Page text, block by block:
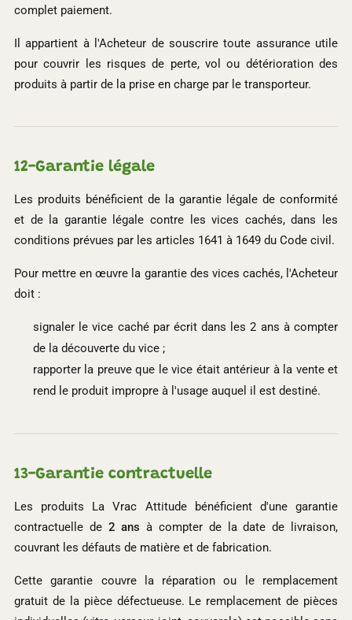
complet paiement.
Il appartient à l'Acheteur de souscrire toute assurance utile
pour couvrir les risques de perte, vol ou détérioration des
produits à partir de la prise en charge par le transporteur.
12-Garantie légale
Les produits bénéficient de la garantie légale de conformité
et de la garantie légale contre les vices cachés, dans les
conditions prévues par les articles 1641 à 1649 du Code civil.
Pour mettre en œuvre la garantie des vices cachés, l'Acheteur
doit :
signaler le vice caché par écrit dans les 2 ans à compter
de la découverte du vice ;
rapporter la preuve que le vice était antérieur à la vente et
rend le produit impropre à l'usage auquel il est destiné.
13-Garantie contractuelle
Les produits La Vrac Attitude bénéficient d'une garantie
contractuelle de 2 ans à compter de la date de livraison,
couvrant les défauts de matière et de fabrication.
Cette garantie couvre la réparation ou le remplacement
gratuit de la pièce défectueuse. Le remplacement de pièces